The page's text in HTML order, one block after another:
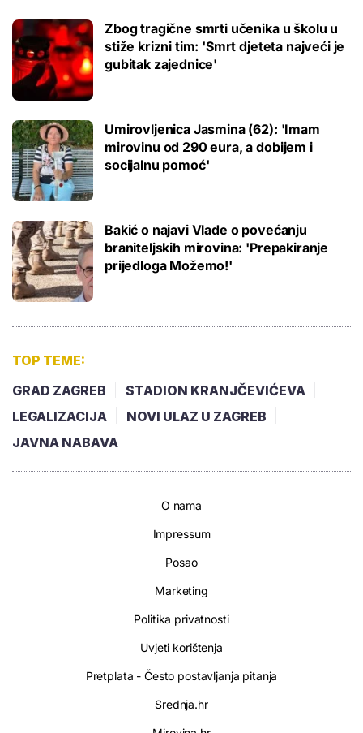
Zbog tragične smrti učenika u školu u
stiže krizni tim: 'Smrt djeteta najveći je
gubitak zajednice'
Umirovljenica Jasmina (62): 'Imam
mirovinu od 290 eura, a dobijem i
socijalnu pomoć'
Bakić o najavi Vlade o povećanju
braniteljskih mirovina: 'Prepakiranje
prijedloga Možemo!'
TOP TEME:
GRAD ZAGREB
STADION KRANJČEVIĆEVA
LEGALIZACIJA
NOVI ULAZ U ZAGREB
JAVNA NABAVA
O nama
Impressum
Posao
Marketing
Politika privatnosti
Uvjeti korištenja
Pretplata - Često postavljanja pitanja
Srednja.hr